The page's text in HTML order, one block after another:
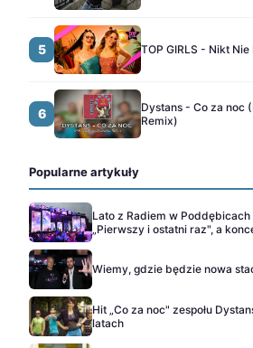
5 TOP GIRLS - Nikt
6
Dystans - Co za noc
Remix)
Popularne artykuły
Lato z Radiem w
„Pierwszy i ostatni raz", a
Wiemy, gdzie będzie nowa
Hit „Co za noc" zespołu
latach